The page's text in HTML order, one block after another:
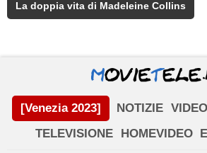
La doppia vita di Madeleine Collins
[Venezia 2023] NOTIZIE VIDEO
TELEVISIONE
HOMEVIDEO